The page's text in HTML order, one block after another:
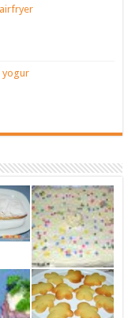
yogur